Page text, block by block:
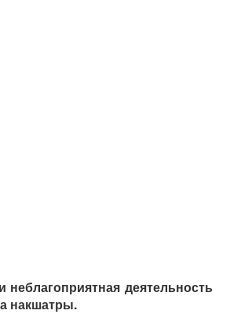
неблагоприятная деятельность
накшатры.